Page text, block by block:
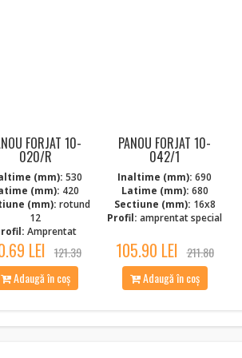
FORJAT 10-
020/R
(mm): 530
(mm): 420
(mm): rotund
12
Amprentat
LEI 121.39
Adaugă în coș
PANOU FORJAT 10-
042/1
Inaltime (mm): 690
Latime (mm): 680
Sectiune (mm): 16x8
Profil: amprentat special
105.90 LEI 211.80
Adaugă în coș